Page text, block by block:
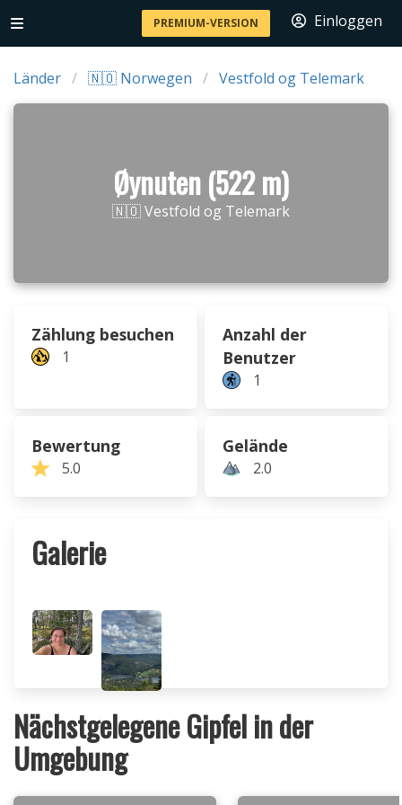
PREMIUM-VERSION Einloggen
Länder 🇳🇴 Norwegen Vestfold og Telemark
Øynuten (522 m)
🇳🇴 Vestfold og Telemark
Zählung besuchen
1
Anzahl der
Benutzer
1
Bewertung
5.0
Gelände
2.0
Galerie
Nächstgelegene Gipfel in der
Umgebung